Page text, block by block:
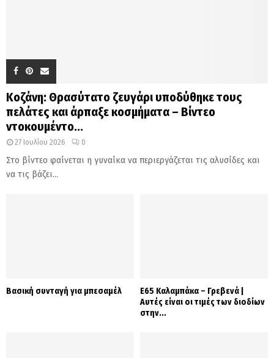
Κοζάνη: Θρασύτατο ζευγάρι υποδύθηκε τους
πελάτες και άρπαξε κοσμήματα – Βίντεο
ντοκουμέντο...
27 Ιουλίου 2026 0
Στο βίντεο φαίνεται η γυναίκα να περιεργάζεται τις αλυσίδες και
να τις βάζει...
Βασική συνταγή για μπεσαμέλ
Ε65 Καλαμπάκα – Γρεβενά |
Αυτές είναι οι τιμές των διοδίων
στην...